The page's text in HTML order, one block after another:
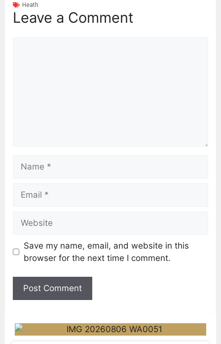
Heath
Leave a Comment
Save my name, email, and website in this
browser for the next time I comment.